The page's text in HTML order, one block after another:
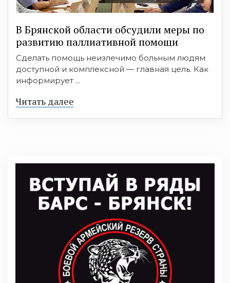
В Брянской области обсудили меры по
развитию паллиативной помощи
Сделать помощь неизлечимо больным людям
доступной и комплексной — главная цель. Как
информирует ...
Читать далее